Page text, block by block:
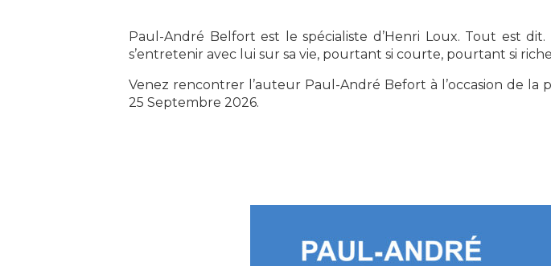
Paul-André Belfort est le spécialiste d’Henri Loux. Tout est
s’entretenir avec lui sur sa vie, pourtant si courte, pourtant si
Venez rencontrer l’auteur Paul-André Befort à l’occasion de la
25 Septembre 2026.